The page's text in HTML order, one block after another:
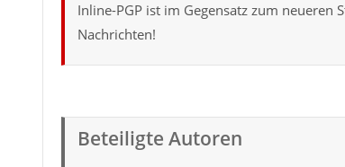
Inline-PGP ist im Gegensatz zum neueren
Nachrichten!
Beteiligte Autoren